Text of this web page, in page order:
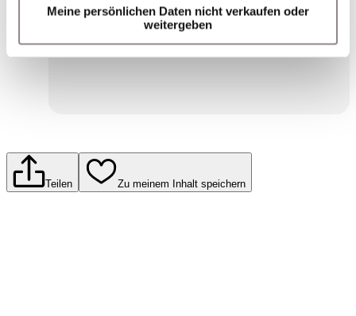
Meine persönlichen Daten nicht verkaufen oder
weitergeben
Für weitere Informationen lesen Sie bitte die
Einwilligungserklärung zum Datenschutz.
Teilen Zu meinem Inhalt speichern